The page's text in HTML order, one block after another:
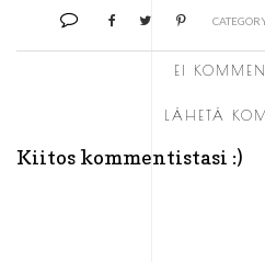
EI
LÄHETÄ
Kiitos kommentistasi :)